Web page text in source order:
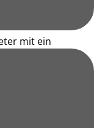
mit ein